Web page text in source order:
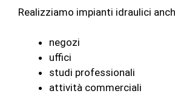
Realizziamo impianti idraulici
negozi
uffici
studi professionali
attività commerciali